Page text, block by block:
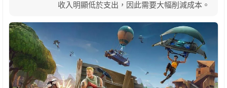
收入明顯低於支出，因此需要大幅削減成本。